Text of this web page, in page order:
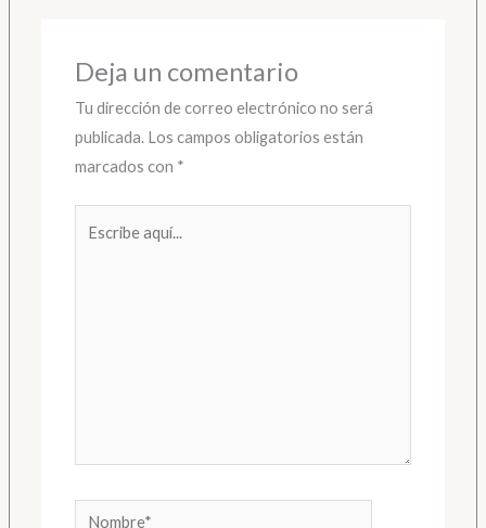
Deja un comentario
Tu dirección de correo electrónico no será
publicada. Los campos obligatorios están
marcados con *
Nombre*